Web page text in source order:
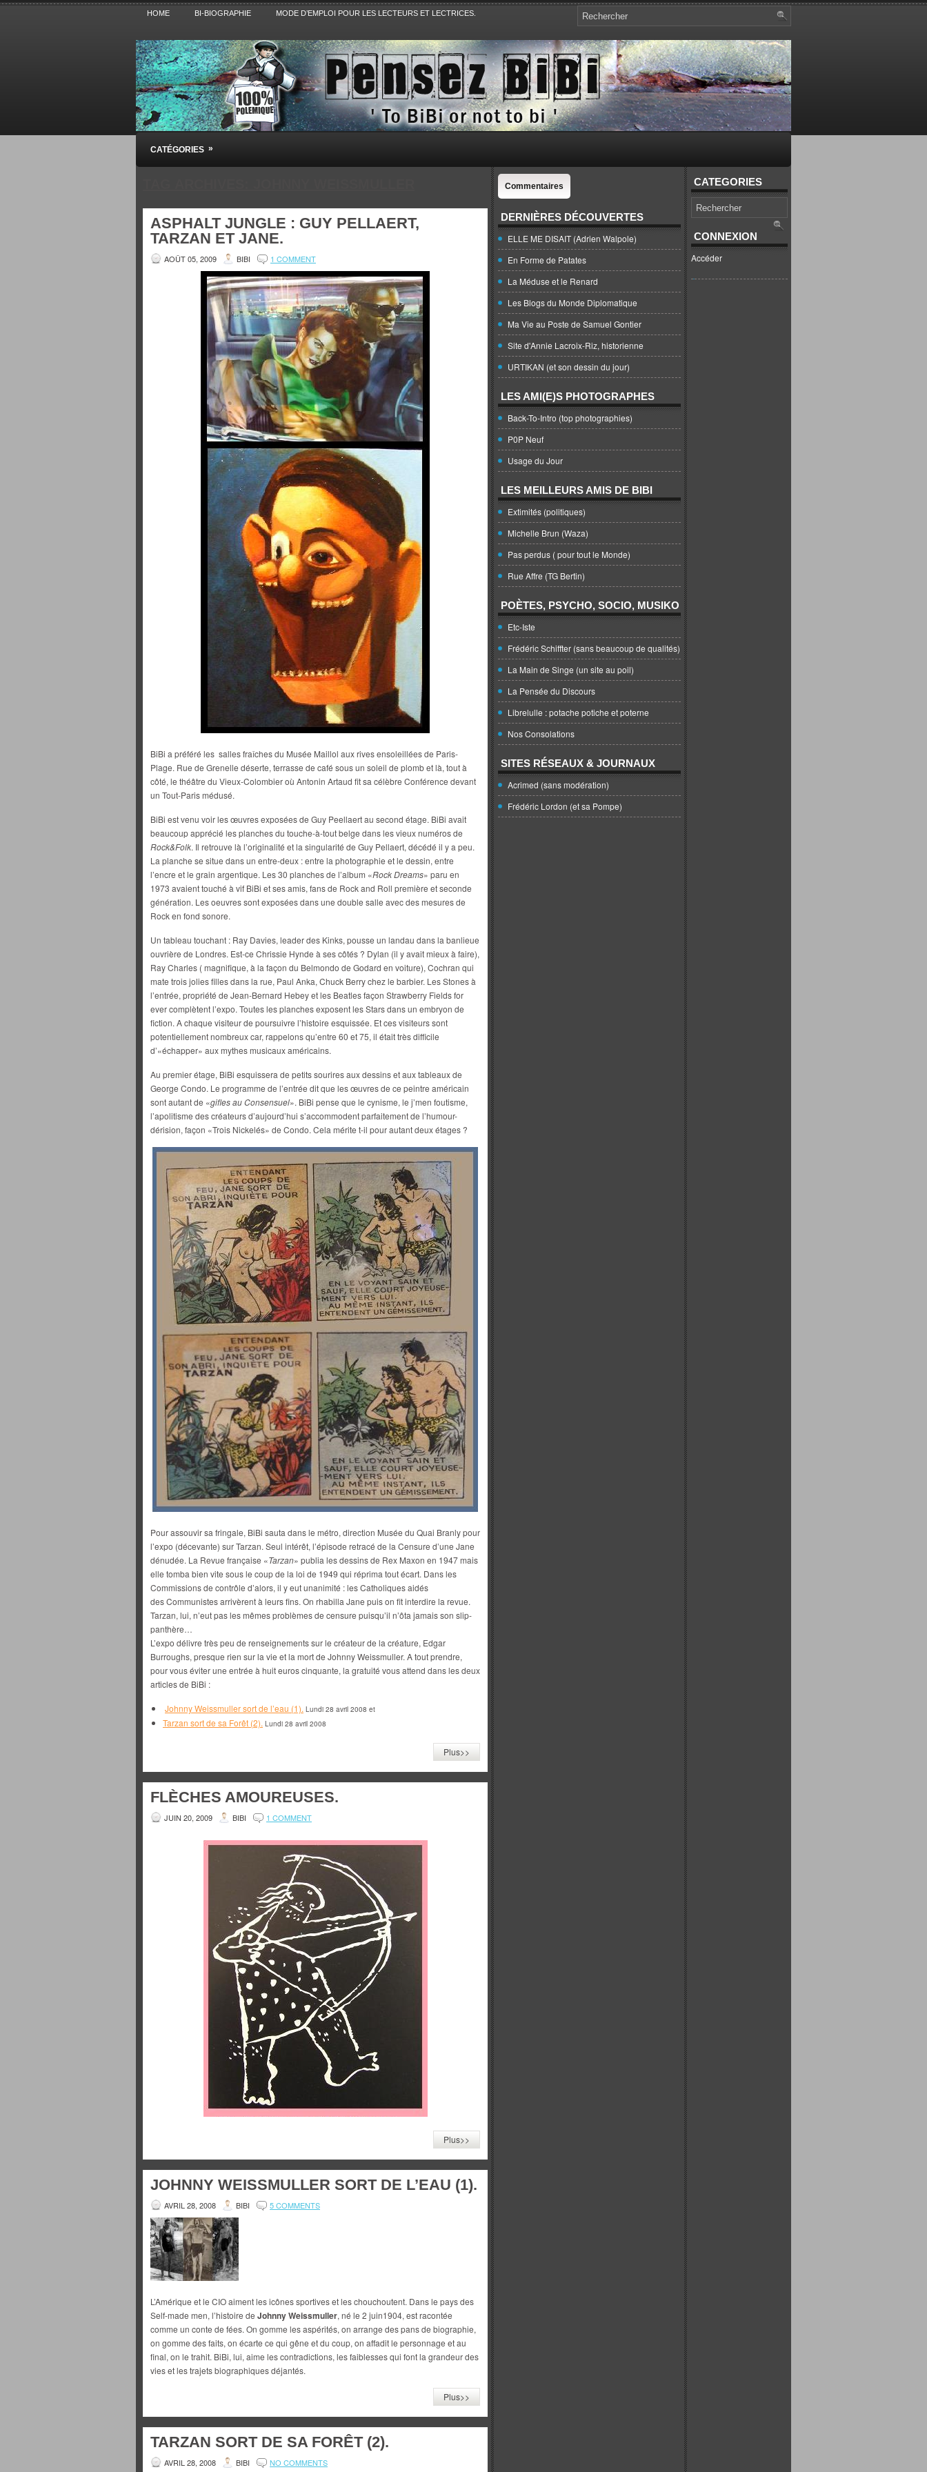
HOME BI-BIOGRAPHIE MODE D’EMPLOI POUR LES LECTEURS ET LECTRICES.
Pensez BiBi
Blog polémique sur l'Actualité, la Culture, la Politique, le Sport,. Avec Revue de presse et de blogs.
CATÉGORIES »
ASPHALT JUNGLE : GUY PELLAERT,
TARZAN ET JANE.
AOÛT 05, 2009 BIBI 1 COMMENT
BiBi a préféré les salles fraîches du Musée Maillol aux rives ensoleillées de Paris-
Plage. Rue de Grenelle déserte, terrasse de café sous un soleil de plomb et là, tout à
côté, le théâtre du Vieux-Colombier où Antonin Artaud fit sa célèbre Conférence devant
un Tout-Paris médusé.
BiBi est venu voir les œuvres exposées de Guy Peellaert au second étage. BiBi avait
beaucoup apprécié les planches du touche-à-tout belge dans les vieux numéros de
Rock&Folk. Il retrouve là l’originalité et la singularité de Guy Pellaert, décédé il y a peu.
La planche se situe dans un entre-deux : entre la photographie et le dessin, entre
l’encre et le grain argentique. Les 30 planches de l’album «Rock Dreams» paru en
1973 avaient touché à vif BiBi et ses amis, fans de Rock and Roll première et seconde
génération. Les oeuvres sont exposées dans une double salle avec des mesures de
Rock en fond sonore.
Un tableau touchant : Ray Davies, leader des Kinks, pousse un landau dans la banlieue
ouvrière de Londres. Est-ce Chrissie Hynde à ses côtés ? Dylan (il y avait mieux à faire),
Ray Charles ( magnifique, à la façon du Belmondo de Godard en voiture), Cochran qui
mate trois jolies filles dans la rue, Paul Anka, Chuck Berry chez le barbier. Les Stones à
l’entrée, propriété de Jean-Bernard Hebey et les Beatles façon Strawberry Fields for
ever complètent l’expo. Toutes les planches exposent les Stars dans un embryon de
fiction. A chaque visiteur de poursuivre l’histoire esquissée. Et ces visiteurs sont
potentiellement nombreux car, rappelons qu’entre 60 et 75, il était très difficile
d’«échapper» aux mythes musicaux américains.
Au premier étage, BiBi esquissera de petits sourires aux dessins et aux tableaux de
George Condo. Le programme de l’entrée dit que les œuvres de ce peintre américain
sont autant de «gifles au Consensuel». BiBi pense que le cynisme, le j’men foutisme,
l’apolitisme des créateurs d’aujourd’hui s’accommodent parfaitement de l’humour-
dérision, façon «Trois Nickelés» de Condo. Cela mérite t-il pour autant deux étages ?
Pour assouvir sa fringale, BiBi sauta dans le métro, direction Musée du Quai Branly pour
l’expo (décevante) sur Tarzan. Seul intérêt, l’épisode retracé de la Censure d’une Jane
dénudée. La Revue française «Tarzan» publia les dessins de Rex Maxon en 1947 mais
elle tomba bien vite sous le coup de la loi de 1949 qui réprima tout écart. Dans les
Commissions de contrôle d’alors, il y eut unanimité : les Catholiques aidés
des Communistes arrivèrent à leurs fins. On rhabilla Jane puis on fit interdire la revue.
Tarzan, lui, n’eut pas les mêmes problèmes de censure puisqu’il n’ôta jamais son slip-
panthère…
L’expo délivre très peu de renseignements sur le créateur de la créature, Edgar
Burroughs, presque rien sur la vie et la mort de Johnny Weissmuller. A tout prendre,
pour vous éviter une entrée à huit euros cinquante, la gratuité vous attend dans les deux
articles de BiBi :
Johnny Weissmuller sort de l’eau (1). Lundi 28 avril 2008 et
Tarzan sort de sa Forêt (2). Lundi 28 avril 2008
Plus>>
FLÈCHES AMOUREUSES.
JUIN 20, 2009 BIBI 1 COMMENT
Plus>>
JOHNNY WEISSMULLER SORT DE L’EAU (1).
AVRIL 28, 2008 BIBI 5 COMMENTS
L’Amérique et le CIO aiment les icônes sportives et les chouchoutent. Dans le pays des
Self-made men, l’histoire de Johnny Weissmuller, né le 2 juin1904, est racontée
comme un conte de fées. On gomme les aspérités, on arrange des pans de biographie,
on gomme des faits, on écarte ce qui gêne et du coup, on affadit le personnage et au
final, on le trahit. BiBi, lui, aime les contradictions, les faiblesses qui font la grandeur des
vies et les trajets biographiques déjantés.
Plus>>
TARZAN SORT DE SA FORÊT (2).
AVRIL 28, 2008 BIBI NO COMMENTS
Commentaires
DERNIÈRES DÉCOUVERTES
ELLE ME DISAIT (Adrien Walpole)
En Forme de Patates
La Méduse et le Renard
Les Blogs du Monde Diplomatique
Ma Vie au Poste de Samuel Gontier
Site d'Annie Lacroix-Riz, historienne
URTIKAN (et son dessin du jour)
LES AMI(E)S PHOTOGRAPHES
Back-To-Intro (top photographies)
P0P Neuf
Usage du Jour
LES MEILLEURS AMIS DE BIBI
Extimités (politiques)
Michelle Brun (Waza)
Pas perdus ( pour tout le Monde)
Rue Affre (TG Bertin)
POÈTES, PSYCHO, SOCIO, MUSIKO
Etc-Iste
Frédéric Schiffter (sans beaucoup de qualités)
La Main de Singe (un site au poil)
La Pensée du Discours
Librelulle : potache potiche et poterne
Nos Consolations
SITES RÉSEAUX & JOURNAUX
Acrimed (sans modération)
Frédéric Lordon (et sa Pompe)
CATEGORIES
CONNEXION
Accéder